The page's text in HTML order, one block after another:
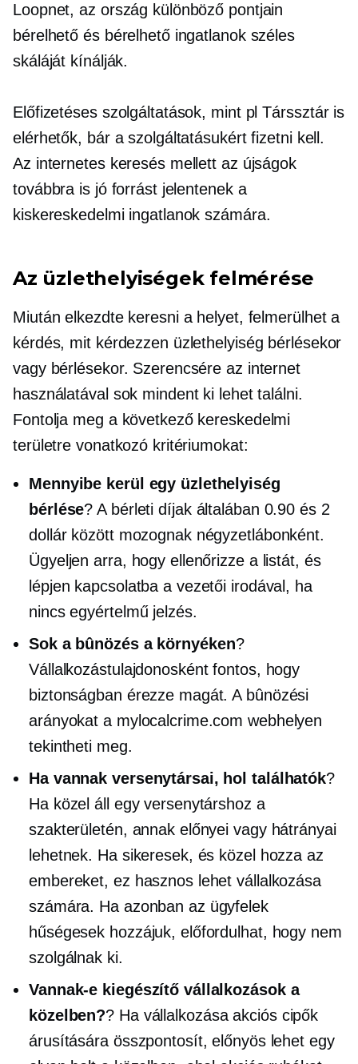
Loopnet, az ország különböző pontjain
bérelhető és bérelhető ingatlanok széles
skáláját kínálják.
Előfizetéses szolgáltatások, mint plTárssztáris
elérhetők, bár a szolgáltatásukért fizetni kell.
Az internetes keresés mellett az újságok
továbbra is jó forrást jelentenek a
kiskereskedelmi ingatlanok számára.
Az üzlethelyiségek felmérése
Miután elkezdte keresni a helyet, felmerülhet a
kérdés, mit kérdezzen üzlethelyiség bérlésekor
vagy bérlésekor. Szerencsére az internet
használatával sok mindent ki lehet találni.
Fontolja meg a következő kereskedelmi
területre vonatkozó kritériumokat:
Mennyibe kerül egy üzlethelyiség
bérlése? A bérleti díjak általában 0.90 és 2
dollár között mozognak négyzetlábonként.
Ügyeljen arra, hogy ellenőrizze a listát, és
lépjen kapcsolatba a vezetői irodával, ha
nincs egyértelmű jelzés.
Sok a bûnözés a környéken?
Vállalkozástulajdonosként fontos, hogy
biztonságban érezze magát. A bûnözési
arányokat a mylocalcrime.com webhelyen
tekintheti meg.
Ha vannak versenytársai, hol találhatók?
Ha közel áll egy versenytárshoz a
szakterületén, annak előnyei vagy hátrányai
lehetnek. Ha sikeresek, és közel hozza az
embereket, ez hasznos lehet vállalkozása
számára. Ha azonban az ügyfelek
hűségesek hozzájuk, előfordulhat, hogy nem
szolgálnak ki.
Vannak-e kiegészítő vállalkozások a
közelben?? Ha vállalkozása akciós cipők
árusítására összpontosít, előnyös lehet egy